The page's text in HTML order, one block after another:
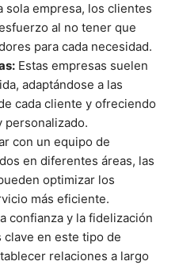
empresa, los clientes
al no tener que
para cada necesidad.
Estas empresas suelen
adaptándose a las
cada cliente y ofreciendo
personalizado.
con un equipo de
en diferentes áreas, las
optimizar los
más eficiente.
confianza y la fidelización
en este tipo de
relaciones a largo